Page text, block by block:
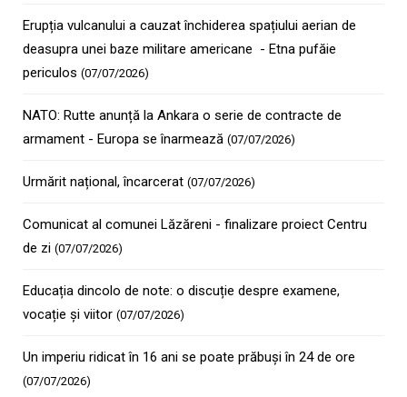
Erupția vulcanului a cauzat închiderea spațiului aerian de
deasupra unei baze militare americane - Etna pufăie
periculos (07/07/2026)
NATO: Rutte anunță la Ankara o serie de contracte de
armament - Europa se înarmează (07/07/2026)
Urmărit național, încarcerat (07/07/2026)
Comunicat al comunei Lăzăreni - finalizare proiect Centru
de zi (07/07/2026)
Educația dincolo de note: o discuție despre examene,
vocație și viitor (07/07/2026)
Un imperiu ridicat în 16 ani se poate prăbuși în 24 de ore
(07/07/2026)